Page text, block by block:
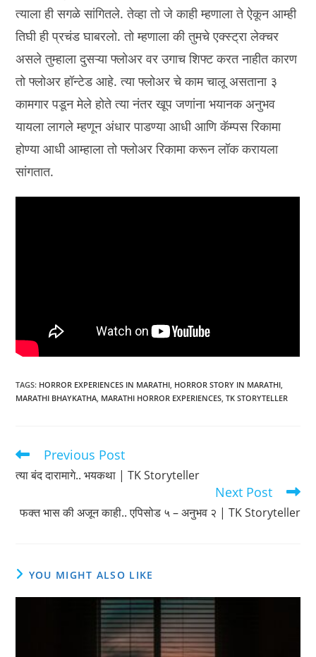
त्याला ही सगळे सांगितले. तेव्हा तो जे काही म्हणाला ते ऐकून आम्ही
तिघी ही प्रचंड घाबरलो. तो म्हणाला की तुमचे एक्स्ट्रा लेक्चर
असले तुम्हाला दुसऱ्या फ्लोअर वर उगाच शिफ्ट करत नाहीत कारण
तो फ्लोअर हॉन्टेड आहे. त्या फ्लोअर चे काम चालू असताना ३
कामगार पडून मेले होते त्या नंतर खूप जणांना भयानक अनुभव
यायला लागले म्हणून अंधार पाडण्या आधी आणि कॅम्पस रिकामा
होण्या आधी आम्हाला तो फ्लोअर रिकामा करून लॉक करायला
सांगतात.
TAGS: HORROR EXPERIENCES IN MARATHI HORROR STORY IN MARATHI
MARATHI BHAYKATHA MARATHI HORROR EXPERIENCES TK STORYTELLER
Read
more
articles
Previous Post
त्या बंद दारामागे.. भयकथा | TK Storyteller
Next Post
फक्त भास की अजून काही.. एपिसोड ५ – अनुभव २ | TK Storyteller
YOU MIGHT ALSO LIKE